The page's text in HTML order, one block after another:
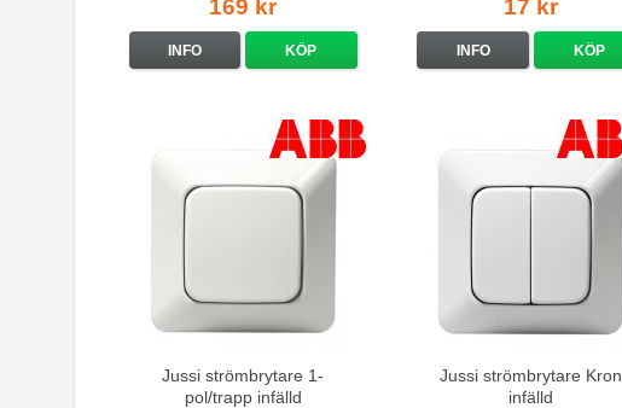
169 kr
INFO KÖP
17 kr
INFO KÖP
Jussi strömbrytare 1-
pol/trapp infälld
Jussi strömbrytare Kron
infälld